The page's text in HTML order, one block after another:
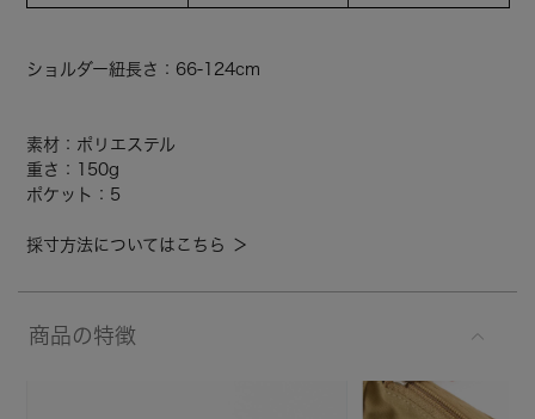
ショルダー紐長さ：66-124cm
素材：ポリエステル
重さ：150g
ポケット：5
採寸方法についてはこちら ＞
商品の特徴